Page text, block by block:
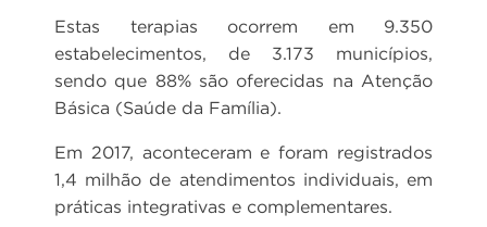
Estas terapias ocorrem em 9.350
estabelecimentos, de 3.173 municípios,
sendo que 88% são oferecidas na Atenção
Básica (Saúde da Família).
Em 2017, aconteceram e foram registrados
1,4 milhão de atendimentos individuais, em
práticas integrativas e complementares.